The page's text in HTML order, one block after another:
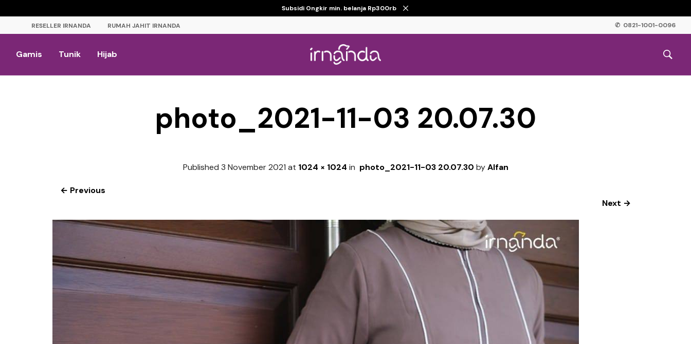
Subsidi Ongkir min. belanja Rp300rb
✆ 0821-1001-0096
RESELLER IRNANDA RUMAH JAHIT IRNANDA
Gamis Tunik Hijab
photo_2021-11-03 20.07.30
Published 3 November 2021 at 1024 × 1024 in photo_2021-11-03 20.07.30 byAlfan
← Previous
Next →